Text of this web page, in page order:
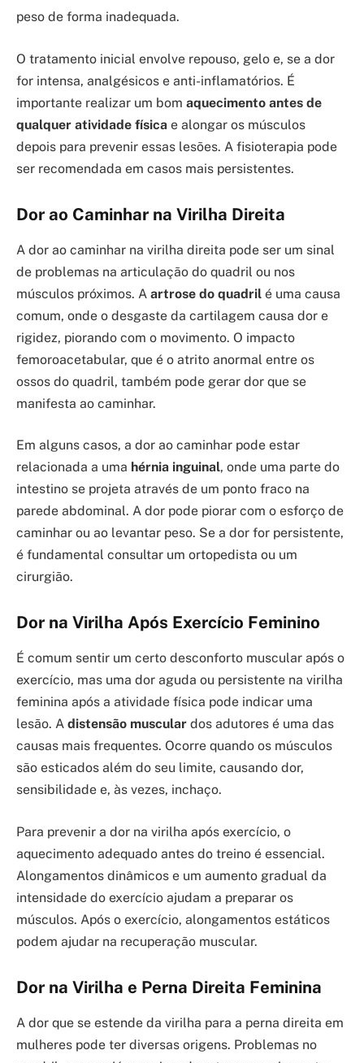
peso de forma inadequada.
O tratamento inicial envolve repouso, gelo e, se a dor
for intensa, analgésicos e anti-inflamatórios. É
importante realizar um bom aquecimento antes de
qualquer atividade física e alongar os músculos
depois para prevenir essas lesões. A fisioterapia pode
ser recomendada em casos mais persistentes.
Dor ao Caminhar na Virilha Direita
A dor ao caminhar na virilha direita pode ser um sinal
de problemas na articulação do quadril ou nos
músculos próximos. A artrose do quadril é uma causa
comum, onde o desgaste da cartilagem causa dor e
rigidez, piorando com o movimento. O impacto
femoroacetabular, que é o atrito anormal entre os
ossos do quadril, também pode gerar dor que se
manifesta ao caminhar.
Em alguns casos, a dor ao caminhar pode estar
relacionada a uma hérnia inguinal, onde uma parte do
intestino se projeta através de um ponto fraco na
parede abdominal. A dor pode piorar com o esforço de
caminhar ou ao levantar peso. Se a dor for persistente,
é fundamental consultar um ortopedista ou um
cirurgião.
Dor na Virilha Após Exercício Feminino
É comum sentir um certo desconforto muscular após o
exercício, mas uma dor aguda ou persistente na virilha
feminina após a atividade física pode indicar uma
lesão. A distensão muscular dos adutores é uma das
causas mais frequentes. Ocorre quando os músculos
são esticados além do seu limite, causando dor,
sensibilidade e, às vezes, inchaço.
Para prevenir a dor na virilha após exercício, o
aquecimento adequado antes do treino é essencial.
Alongamentos dinâmicos e um aumento gradual da
intensidade do exercício ajudam a preparar os
músculos. Após o exercício, alongamentos estáticos
podem ajudar na recuperação muscular.
Dor na Virilha e Perna Direita Feminina
A dor que se estende da virilha para a perna direita em
mulheres pode ter diversas origens. Problemas no